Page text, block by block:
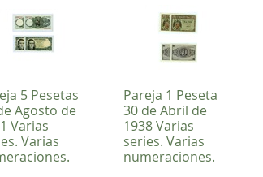
5 Pesetas
Agosto de
Varias
Varias
Pareja 1 Peseta
30 de Abril de
1938 Varias
series. Varias
numeraciones.